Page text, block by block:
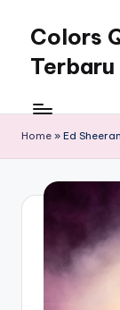
content
Colors
Home » Ed